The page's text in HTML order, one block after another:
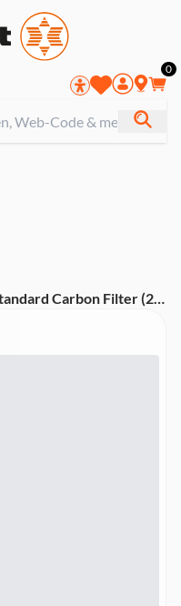
0
Carbon Filter (2